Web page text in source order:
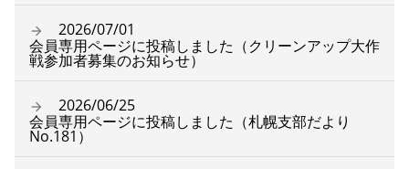
2026/07/01
会員専用ページに投稿しました（クリーンアップ大作
戦参加者募集のお知らせ）
2026/06/25
会員専用ページに投稿しました（札幌支部だより
No.181）